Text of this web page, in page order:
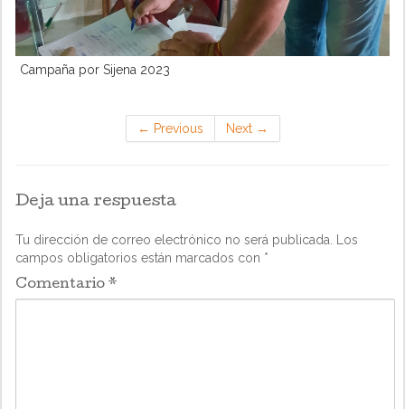
Campaña por Sijena 2023
← Previous Next →
Deja una respuesta
Tu dirección de correo electrónico no será publicada.
Los
campos obligatorios están marcados con *
Comentario *